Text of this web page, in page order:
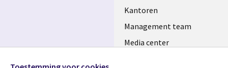
Kantoren
Management team
Media center